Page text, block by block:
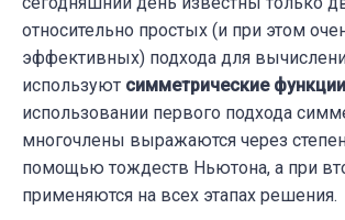
относительно простых (и при этом
эффективных) подхода для
используют симметрические функции
использовании первого подхода
многочлены выражаются через
помощью тождеств Ньютона, а при
применяются на всех этапах решения.